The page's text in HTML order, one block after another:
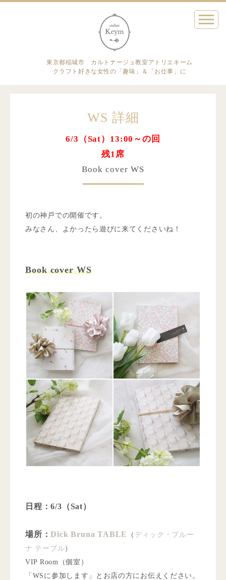
東京都稲城市 カルトナージュ教室アトリエキーム
クラフト好きな女性の「趣味」＆「お仕事」に
WS 詳細
6/3（Sat）13:00～の回
残1席
Book cover WS
初の神戸での開催です。
みなさん、よかったら遊びに来てくださいね！
Book cover WS
日程：6/3（Sat）
場所：Dick Bruna TABLE （ ディック・ブルー
ナ テーブル）
VIP Room（個室）
「WSに参加します」とお店の方にお伝えください。